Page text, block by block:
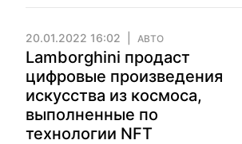
20.01.2022 16:02 АВТО
Lamborghini продаст
цифровые произведения
искусства из космоса,
выполненные по
технологии NFT